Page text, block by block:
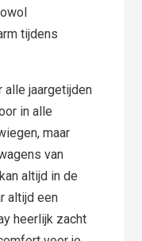
tijdens
alle jaargetijden
in alle
maar
van
altijd in de
altijd een
heerlijk zacht